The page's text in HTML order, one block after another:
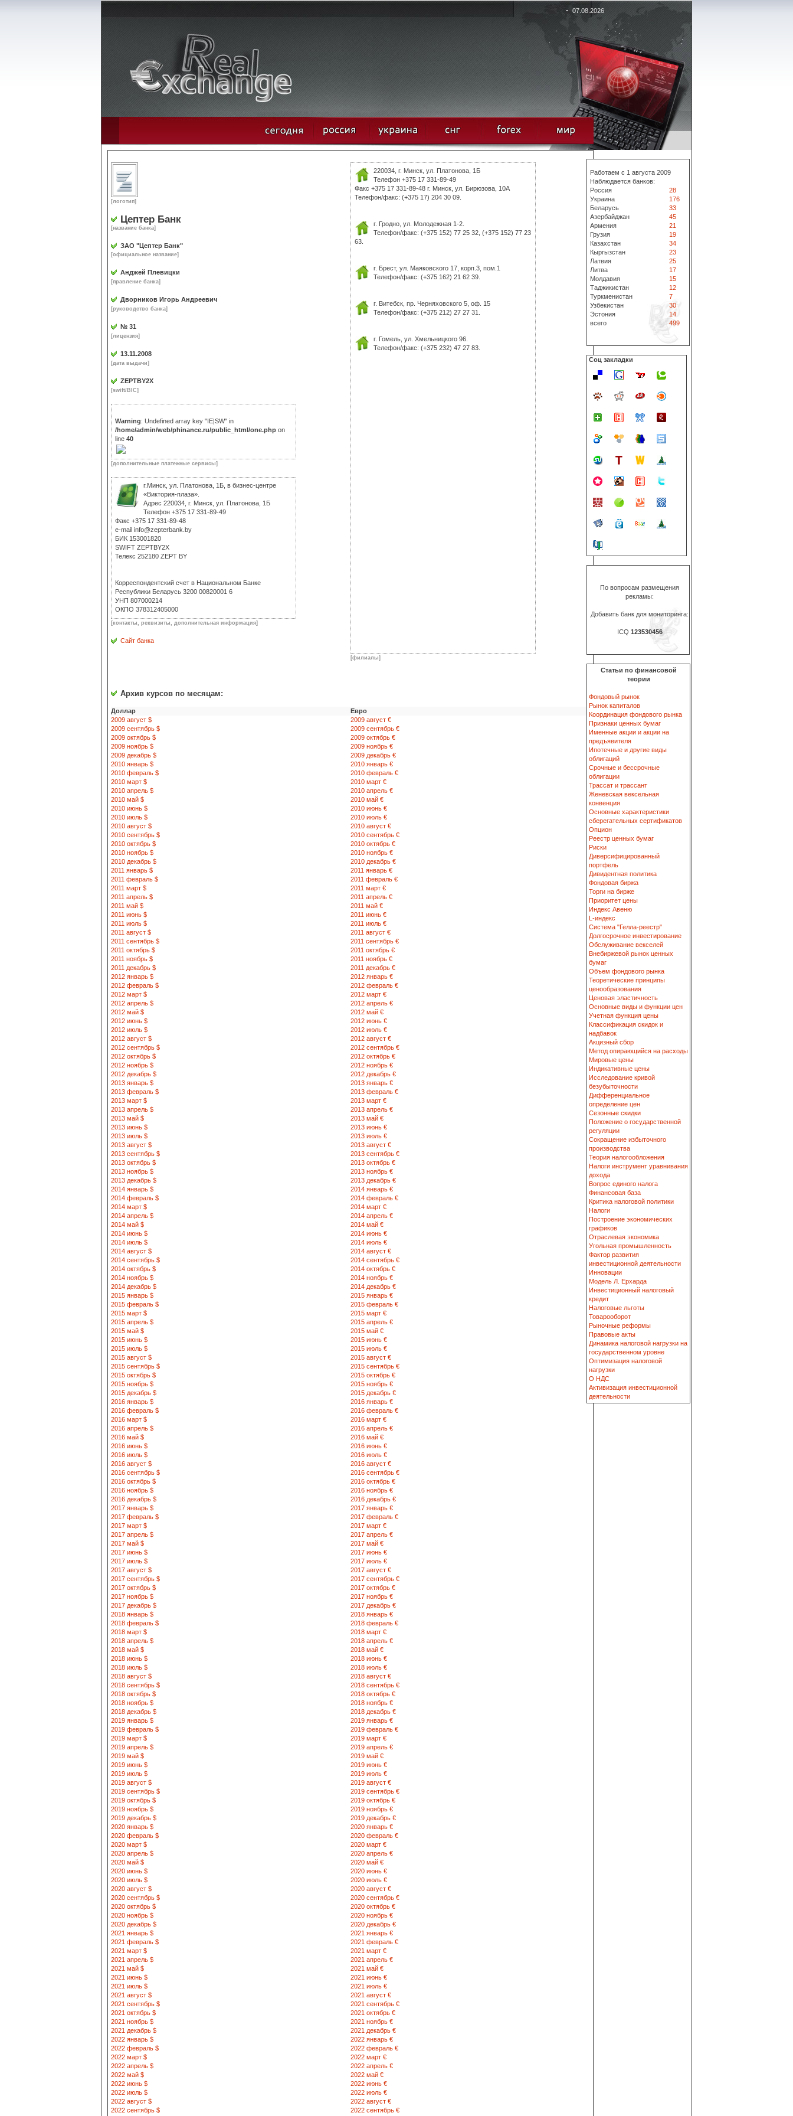
07.08.2026
[логотип]
Цептер Банк
[название банка]
ЗАО "Цептер Банк"
[официальное название]
Анджей Плевицки
[правление банка]
Дворников Игорь Андреевич
[руководство банка]
№ 31
[лицензия]
13.11.2008
[дата выдачи]
ZEPTBY2X
[swift/BIC]
Warning: Undefined array key "IE|SW" in
/home/admin/web/phinance.ru/public_html/one.php on
line 40
[дополнительные платежные сервисы]
г.Минск, ул. Платонова, 1Б, в бизнес-центре
«Виктория-плаза».
Адрес 220034, г. Минск, ул. Платонова, 1Б
Телефон +375 17 331-89-49
Факс +375 17 331-89-48
e-mail info@zepterbank.by
БИК 153001820
SWIFT ZEPTBY2X
Телекс 252180 ZEPT BY
Корреспондентский счет в Национальном Банке
Республики Беларусь 3200 00820001 6
УНП 807000214
ОКПО 378312405000
[контакты, реквизиты, дополнительная информация]
Сайт банка
220034, г. Минск, ул. Платонова, 1Б
Телефон +375 17 331-89-49
Факс +375 17 331-89-48 г. Минск, ул. Бирюзова, 10А
Телефон/факс: (+375 17) 204 30 09.
г. Гродно, ул. Молодежная 1-2.
Телефон/факс: (+375 152) 77 25 32, (+375 152) 77 23
63.
г. Брест, ул. Маяковского 17, корп.3, пом.1
Телефон/факс: (+375 162) 21 62 39.
г. Витебск, пр. Черняховского 5, оф. 15
Телефон/факс: (+375 212) 27 27 31.
г. Гомель, ул. Хмельницкого 96.
Телефон/факс: (+375 232) 47 27 83.
[филиалы]
Архив курсов по месяцам:
Доллар
Евро
2009 август $
2009 август €
2009 сентябрь $
2009 сентябрь €
2009 октябрь $
2009 октябрь €
2009 ноябрь $
2009 ноябрь €
2009 декабрь $
2009 декабрь €
2010 январь $
2010 январь €
2010 февраль $
2010 февраль €
2010 март $
2010 март €
2010 апрель $
2010 апрель €
2010 май $
2010 май €
2010 июнь $
2010 июнь €
2010 июль $
2010 июль €
2010 август $
2010 август €
2010 сентябрь $
2010 сентябрь €
2010 октябрь $
2010 октябрь €
2010 ноябрь $
2010 ноябрь €
2010 декабрь $
2010 декабрь €
2011 январь $
2011 январь €
2011 февраль $
2011 февраль €
2011 март $
2011 март €
2011 апрель $
2011 апрель €
2011 май $
2011 май €
2011 июнь $
2011 июнь €
2011 июль $
2011 июль €
2011 август $
2011 август €
2011 сентябрь $
2011 сентябрь €
2011 октябрь $
2011 октябрь €
2011 ноябрь $
2011 ноябрь €
2011 декабрь $
2011 декабрь €
2012 январь $
2012 январь €
2012 февраль $
2012 февраль €
2012 март $
2012 март €
2012 апрель $
2012 апрель €
2012 май $
2012 май €
2012 июнь $
2012 июнь €
2012 июль $
2012 июль €
2012 август $
2012 август €
2012 сентябрь $
2012 сентябрь €
2012 октябрь $
2012 октябрь €
2012 ноябрь $
2012 ноябрь €
2012 декабрь $
2012 декабрь €
2013 январь $
2013 январь €
2013 февраль $
2013 февраль €
2013 март $
2013 март €
2013 апрель $
2013 апрель €
2013 май $
2013 май €
2013 июнь $
2013 июнь €
2013 июль $
2013 июль €
2013 август $
2013 август €
2013 сентябрь $
2013 сентябрь €
2013 октябрь $
2013 октябрь €
2013 ноябрь $
2013 ноябрь €
2013 декабрь $
2013 декабрь €
2014 январь $
2014 январь €
2014 февраль $
2014 февраль €
2014 март $
2014 март €
2014 апрель $
2014 апрель €
2014 май $
2014 май €
2014 июнь $
2014 июнь €
2014 июль $
2014 июль €
2014 август $
2014 август €
2014 сентябрь $
2014 сентябрь €
2014 октябрь $
2014 октябрь €
2014 ноябрь $
2014 ноябрь €
2014 декабрь $
2014 декабрь €
2015 январь $
2015 январь €
2015 февраль $
2015 февраль €
2015 март $
2015 март €
2015 апрель $
2015 апрель €
2015 май $
2015 май €
2015 июнь $
2015 июнь €
2015 июль $
2015 июль €
2015 август $
2015 август €
2015 сентябрь $
2015 сентябрь €
2015 октябрь $
2015 октябрь €
2015 ноябрь $
2015 ноябрь €
2015 декабрь $
2015 декабрь €
2016 январь $
2016 январь €
2016 февраль $
2016 февраль €
2016 март $
2016 март €
2016 апрель $
2016 апрель €
2016 май $
2016 май €
2016 июнь $
2016 июнь €
2016 июль $
2016 июль €
2016 август $
2016 август €
2016 сентябрь $
2016 сентябрь €
2016 октябрь $
2016 октябрь €
2016 ноябрь $
2016 ноябрь €
2016 декабрь $
2016 декабрь €
2017 январь $
2017 январь €
2017 февраль $
2017 февраль €
2017 март $
2017 март €
2017 апрель $
2017 апрель €
2017 май $
2017 май €
2017 июнь $
2017 июнь €
2017 июль $
2017 июль €
2017 август $
2017 август €
2017 сентябрь $
2017 сентябрь €
2017 октябрь $
2017 октябрь €
2017 ноябрь $
2017 ноябрь €
2017 декабрь $
2017 декабрь €
2018 январь $
2018 январь €
2018 февраль $
2018 февраль €
2018 март $
2018 март €
2018 апрель $
2018 апрель €
2018 май $
2018 май €
2018 июнь $
2018 июнь €
2018 июль $
2018 июль €
2018 август $
2018 август €
2018 сентябрь $
2018 сентябрь €
2018 октябрь $
2018 октябрь €
2018 ноябрь $
2018 ноябрь €
2018 декабрь $
2018 декабрь €
2019 январь $
2019 январь €
2019 февраль $
2019 февраль €
2019 март $
2019 март €
2019 апрель $
2019 апрель €
2019 май $
2019 май €
2019 июнь $
2019 июнь €
2019 июль $
2019 июль €
2019 август $
2019 август €
2019 сентябрь $
2019 сентябрь €
2019 октябрь $
2019 октябрь €
2019 ноябрь $
2019 ноябрь €
2019 декабрь $
2019 декабрь €
2020 январь $
2020 январь €
2020 февраль $
2020 февраль €
2020 март $
2020 март €
2020 апрель $
2020 апрель €
2020 май $
2020 май €
2020 июнь $
2020 июнь €
2020 июль $
2020 июль €
2020 август $
2020 август €
2020 сентябрь $
2020 сентябрь €
2020 октябрь $
2020 октябрь €
2020 ноябрь $
2020 ноябрь €
2020 декабрь $
2020 декабрь €
2021 январь $
2021 январь €
2021 февраль $
2021 февраль €
2021 март $
2021 март €
2021 апрель $
2021 апрель €
2021 май $
2021 май €
2021 июнь $
2021 июнь €
2021 июль $
2021 июль €
2021 август $
2021 август €
2021 сентябрь $
2021 сентябрь €
2021 октябрь $
2021 октябрь €
2021 ноябрь $
2021 ноябрь €
2021 декабрь $
2021 декабрь €
2022 январь $
2022 январь €
2022 февраль $
2022 февраль €
2022 март $
2022 март €
2022 апрель $
2022 апрель €
2022 май $
2022 май €
2022 июнь $
2022 июнь €
2022 июль $
2022 июль €
2022 август $
2022 август €
2022 сентябрь $
2022 сентябрь €
Работаем с 1 августа 2009
Наблюдается банков:
Россия
28
Украина
176
Беларусь
33
Азербайджан
45
Армения
21
Грузия
19
Казахстан
34
Кыргызстан
23
Латвия
25
Литва
17
Молдавия
15
Таджикистан
12
Туркменистан
7
Узбекистан
30
Эстония
14
всего
499
Соц закладки
По вопросам размещения
рекламы:
Добавить банк для мониторинга:
ICQ 123530456
Статьи по финансовой
теории
Фондовый рынок
Рынок капиталов
Координация фондового рынка
Признаки ценных бумаг
Именные акции и акции на
предъявителя
Ипотечные и другие виды
облигаций
Срочные и бессрочные
облигации
Трассат и трассант
Женевская вексельная
конвенция
Основные характеристики
сберегательных сертификатов
Опцион
Реестр ценных бумаг
Риски
Диверсифицированный
портфель
Дивидентная политика
Фондовая биржа
Торги на бирже
Приоритет цены
Индекс Авеню
L-индекс
Система "Гелла-реестр"
Долгосрочное инвестирование
Обслуживание векселей
Внебиржевой рынок ценных
бумаг
Объем фондового рынка
Теоретические принципы
ценообразования
Ценовая эластичность
Основные виды и функции цен
Учетная функция цены
Классификация скидок и
надбавок
Акцизный сбор
Метод опирающийся на расходы
Мировые цены
Индикативные цены
Исследование кривой
безубыточности
Дифференциальное
определение цен
Сезонные скидки
Положение о государственной
регуляции
Сокращение избыточного
производства
Теория налогообложения
Налоги инструмент уравнивания
дохода
Вопрос единого налога
Финансовая база
Критика налоговой политики
Налоги
Построение экономических
графиков
Отраслевая экономика
Угольная промышленность
Фактор развития
инвестиционной деятельности
Инновации
Модель Л. Ерхарда
Инвестиционный налоговый
кредит
Налоговые льготы
Товарооборот
Рыночные реформы
Правовые акты
Динамика налоговой нагрузки на
государственном уровне
Оптимизация налоговой
нагрузки
О НДС
Активизация инвестиционной
деятельности